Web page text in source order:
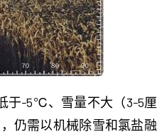
于-5℃、雪量不大（3-5
仍需以机械除雪和氯盐